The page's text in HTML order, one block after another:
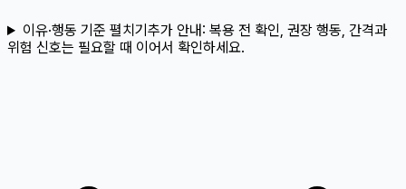
이유·행동 기준 펼치기추가 안내: 복용 전 확인, 권장 행동, 간격과
위험 신호는 필요할 때 이어서 확인하세요.